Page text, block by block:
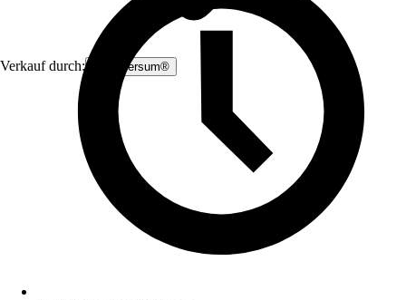
Verkauf durch: Zauniversum®